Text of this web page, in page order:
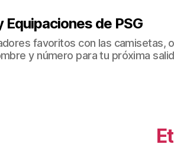
Equipaciones de PSG
favoritos con las camisetas,
y número para tu próxima